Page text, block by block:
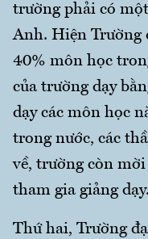
trường phải có
Anh. Hiện Trường
40% môn học
của trường dạy
dạy các môn học
trong nước, các
về, trường còn
tham gia giảng dạy.
Thứ hai, Trường